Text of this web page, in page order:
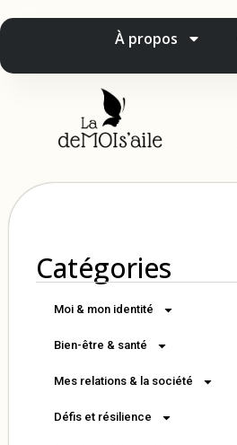
À propos
Catégories
Moi & mon identité
Bien-être & santé
Mes relations & la société
Défis et résilience